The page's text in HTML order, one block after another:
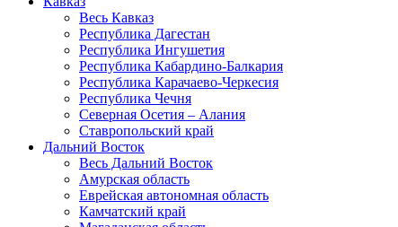
Весь Кавказ
Республика Дагестан
Республика Ингушетия
Республика Кабардино-Балкария
Республика Карачаево-Черкесия
Республика Чечня
Северная Осетия – Алания
Ставропольский край
Дальний Восток
Весь Дальний Восток
Амурская область
Еврейская автономная область
Камчатский край